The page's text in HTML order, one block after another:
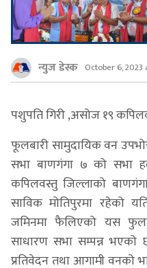
न्युज डेस्क October 6, 2023
पशुपति गिरी ,असोज १९
फूलबारी सामुदायिक वन
सभा बाणगंगा ७ को सभा
कपिलवस्तु जिल्लाको
साविक मोतिपुरमा रहेको
जमिनमा फैलिएको यस
साधारण सभा सम्पन्न भएको
प्रतिवेदन तथा आगामी वनको